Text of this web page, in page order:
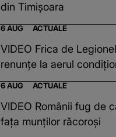
din Timișoara
6 AUG ACTUALE
VIDEO Frica de
renunțe la aerul
6 AUG ACTUALE
VIDEO Românii fug de
fața munților răcoroși